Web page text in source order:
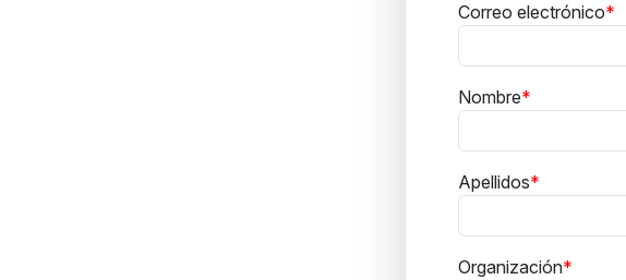
Correo electrónico
Nombre
Apellidos
Organización